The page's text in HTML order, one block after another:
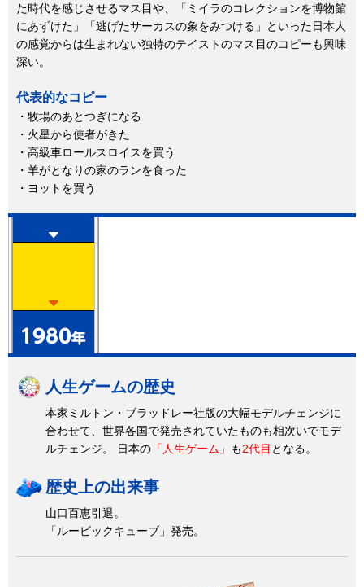
た時代を感じさせるマス目や、「ミイラのコレクションを博物館
にあずけた」「逃げたサーカスの象をみつける」といった日本人
の感覚からは生まれない独特のテイストのマス目のコピーも興味
深い。
代表的なコピー
・牧場のあとつぎになる
・火星から使者がきた
・高級車ロールスロイスを買う
・羊がとなりの家のランを食った
・ヨットを買う
人生ゲームの歴史
本家ミルトン・ブラッドレー社版の大幅モデルチェンジに
合わせて、世界各国で発売されていたものも相次いでモデ
ルチェンジ。 日本の 「人生ゲーム」 も2代目 となる。
歴史上の出来事
山口百恵引退。
「ルービックキューブ」発売。